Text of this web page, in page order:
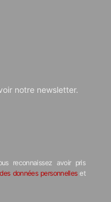
notre newsletter.
reconnaissez avoir pris
données personnelleset